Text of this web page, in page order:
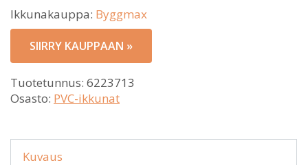
Ikkunakauppa: Byggmax
SIIRRY KAUPPAAN »
Tuotetunnus: 6223713
Osasto: PVC-ikkunat
Kuvaus